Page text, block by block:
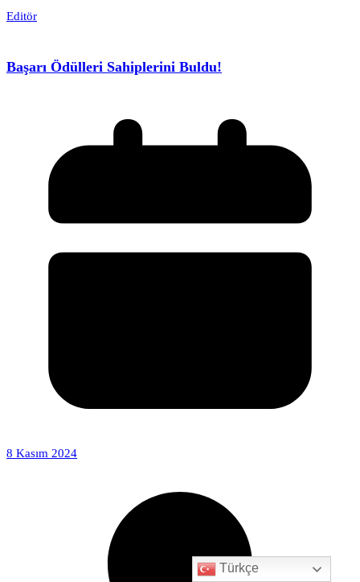
Editör
Başarı Ödülleri Sahiplerini Buldu!
8 Kasım 2024
Türkçe